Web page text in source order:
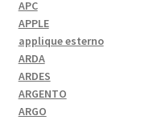
APC
APPLE
applique esterno
ARDA
ARDES
ARGENTO
ARGO